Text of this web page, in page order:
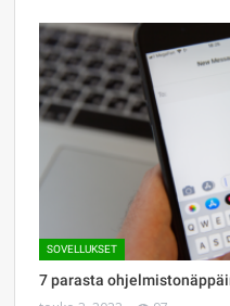
SOVELLUKSET
7 parasta